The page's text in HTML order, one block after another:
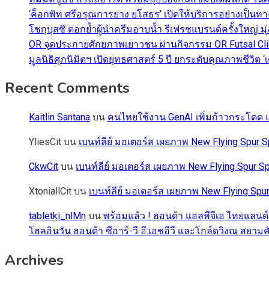
‘ค็อกพิท ศรีอรุณการยาง ยโสธร’ เปิดให้บริการอย่างเป็น
โชกุบุสซึ ตอกย้ำผู้นำครีมอาบน้ำ รีเฟรชแบรนด์ครั้งใหญ่ มุ่
OR จุดประกายศักยภาพเยาวชน ผ่านกิจกรรม OR Futsal
มูลนิธิศุภนิมิตฯ เปิดยุทธศาสตร์ 5 ปี ยกระดับคุณภาพชีวิต
Recent Comments
Kaitlin Santana บน คนไทยใช้งาน GenAI เพิ่มก้าวกระโด
YliesCit บน เบนท์ลีย์ มอเตอร์ส เผยภาพ New Flying
CkwCit บน เบนท์ลีย์ มอเตอร์ส เผยภาพ New Flying Spur
XtoniallCit บน เบนท์ลีย์ มอเตอร์ส เผยภาพ New Flying
tabletki_nlMn บน พร้อมแล้ว ! ฮอนด้า แอลพีจีเอ ไทยแลนด์
โฮลอินวัน ฮอนด้า ซีอาร์-วี อี:เอชอีวี และโกล์ดวิงณ สยา
Archives